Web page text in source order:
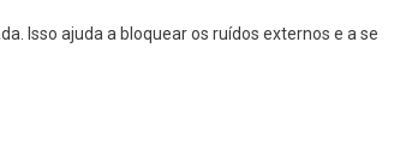
Isso ajuda a bloquear os ruídos externos e a se